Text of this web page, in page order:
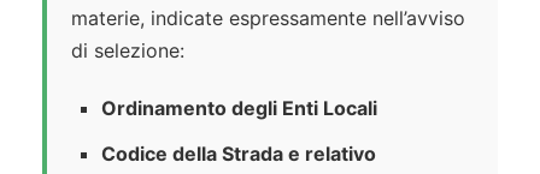
materie, indicate espressamente nell’avviso
di selezione:
Ordinamento degli Enti Locali
Codice della Strada e relativo